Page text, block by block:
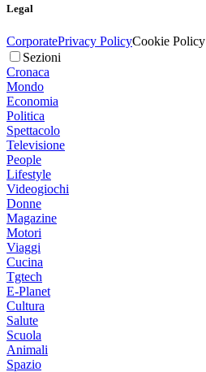
Legal
CorporatePrivacy PolicyCookie Policy
Sezioni
Cronaca
Mondo
Economia
Politica
Spettacolo
Televisione
People
Lifestyle
Videogiochi
Donne
Magazine
Motori
Viaggi
Cucina
Tgtech
E-Planet
Cultura
Salute
Scuola
Animali
Spazio